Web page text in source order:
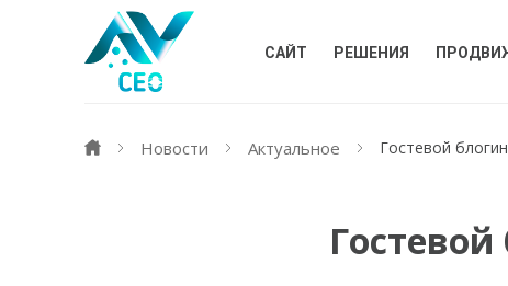
САЙТ РЕШЕНИЯ
Новости Актуальное Гостевой
Гостевой